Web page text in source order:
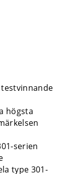
högsta
serien
type 301-